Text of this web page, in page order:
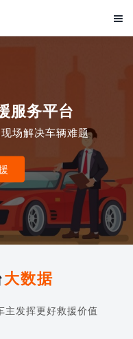

服务平台
场解决车辆难题
大数据
主发挥更好救援价值